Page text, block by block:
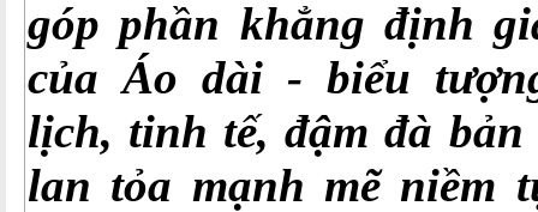
góp phần khẳng định
của Áo dài - biểu
lịch, tinh tế, đậm đà bản
lan tỏa mạnh mẽ niềm